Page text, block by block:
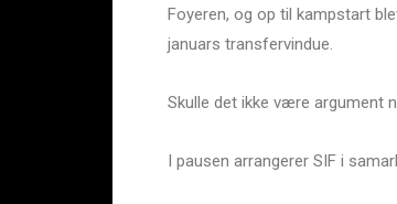
Foyeren, og op til kampstart
januars transfervindue.
Skulle det ikke være argument
I pausen arrangerer SIF i